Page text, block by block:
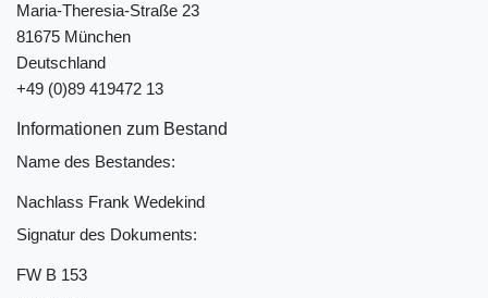
Maria-Theresia-Straße 23
81675 München
Deutschland
+49 (0)89 419472 13
Informationen zum Bestand
Name des Bestandes:
Nachlass Frank Wedekind
Signatur des Dokuments:
FW B 153